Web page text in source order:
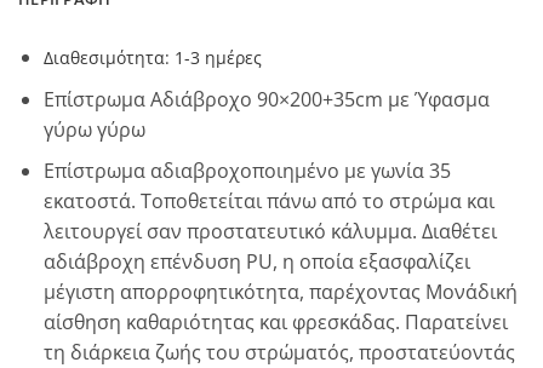
Διαθεσιμότητα: 1-3 ημέρες
Επίστρωμα Αδιάβροχο 90×200+35cm με Ύφασμα
γύρω γύρω
Επίστρωμα αδιαβροχοποιημένο με γωνία 35
εκατοστά. Τοποθετείται πάνω από το στρώμα και
λειτουργεί σαν προστατευτικό κάλυμμα. Διαθέτει
αδιάβροχη επένδυση PU, η οποία εξασφαλίζει
μέγιστη απορροφητικότητα, παρέχοντας Μονάδική
αίσθηση καθαριότητας και φρεσκάδας. Παρατείνει
τη διάρκεια ζωής του στρώματός, προστατεύοντάς